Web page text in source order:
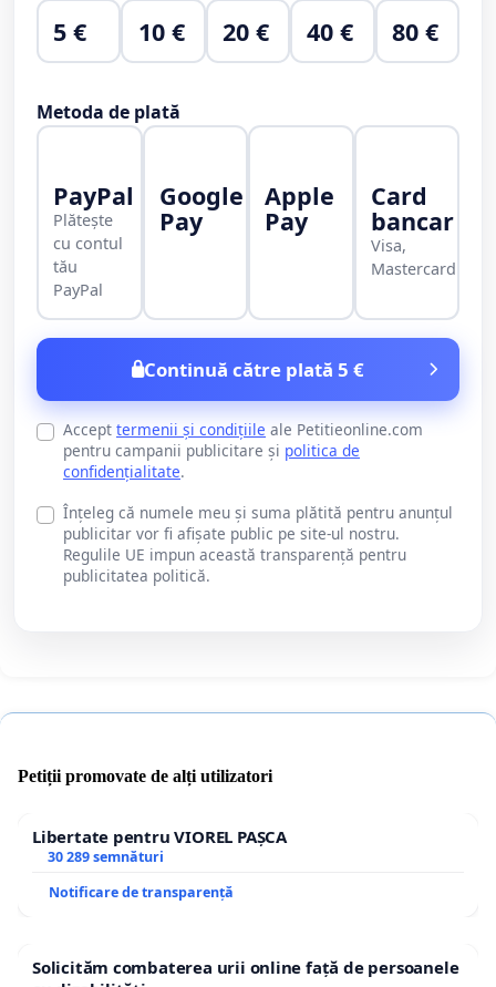
5 € 10 € 20 € 40 € 80 €
Metoda de plată
PayPal
Plătește
cu contul
tău
PayPal
Google
Pay
Apple
Pay
Card
bancar
Visa,
Mastercard
Continuă către plată 5 €
Accept termenii și condițiile ale Petitieonline.com
pentru campanii publicitare și politica de
confidențialitate.
Înțeleg că numele meu și suma plătită pentru anunțul
publicitar vor fi afișate public pe site-ul nostru.
Regulile UE impun această transparență pentru
publicitatea politică.
Petiții promovate de alți utilizatori
Libertate pentru VIOREL PAȘCA
30 289 semnături
Notificare de transparență
Solicităm combaterea urii online față de persoanele